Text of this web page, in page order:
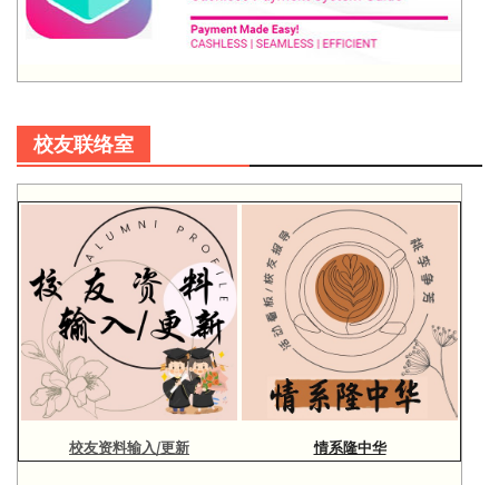
校友联络室
校友资料输入/更新 情系隆中华